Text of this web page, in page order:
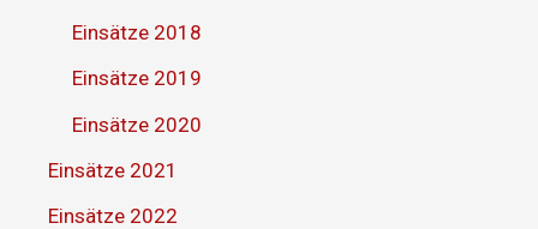
Einsätze 2018
Einsätze 2019
Einsätze 2020
Einsätze 2021
Einsätze 2022